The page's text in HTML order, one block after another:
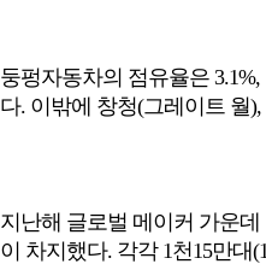
둥펑자동차의 점유율은
다. 이밖에 창청(그레이트 월
지난해 글로벌 메이커 가운
이 차지했다. 각각 1천15만대